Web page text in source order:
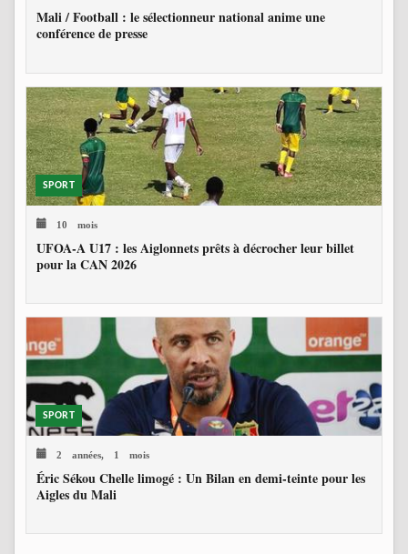
Mali / Football : le sélectionneur national anime une
conférence de presse
SPORT
10 mois
UFOA-A U17 : les Aiglonnets prêts à décrocher leur billet
pour la CAN 2026
SPORT
2 années, 1 mois
Éric Sékou Chelle limogé : Un Bilan en demi-teinte pour les
Aigles du Mali